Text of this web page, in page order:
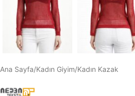
Ana Sayfa/Kadın Giyim/Kadın Kazak